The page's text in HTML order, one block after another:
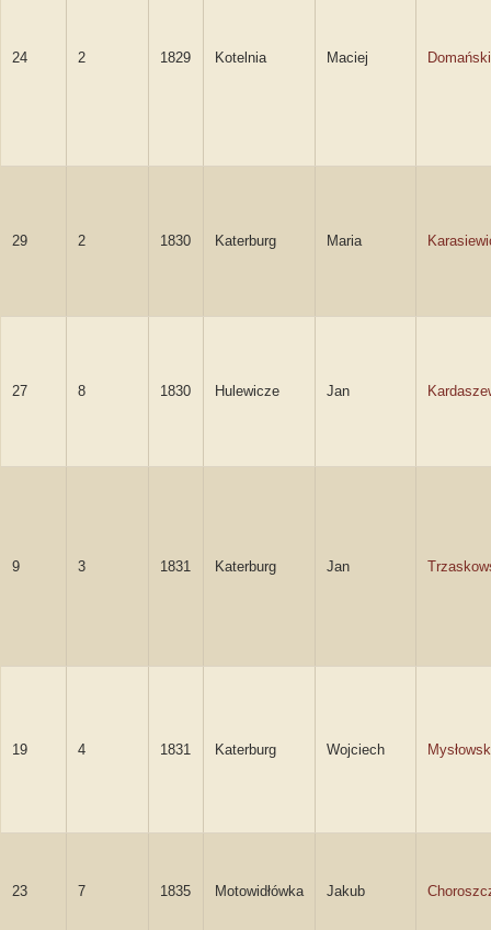
24 2 1829 Kotelnia Maciej Domański
29 2 1830 Katerburg Maria
27 8 1830 Hulewicze Jan
9 3 1831 Katerburg Jan
19 4 1831 Katerburg Wojciech
23 7 1835 Motowidłówka Jakub